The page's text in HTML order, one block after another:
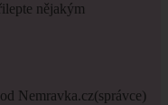
nějakým
od Nemravka.cz(správce)